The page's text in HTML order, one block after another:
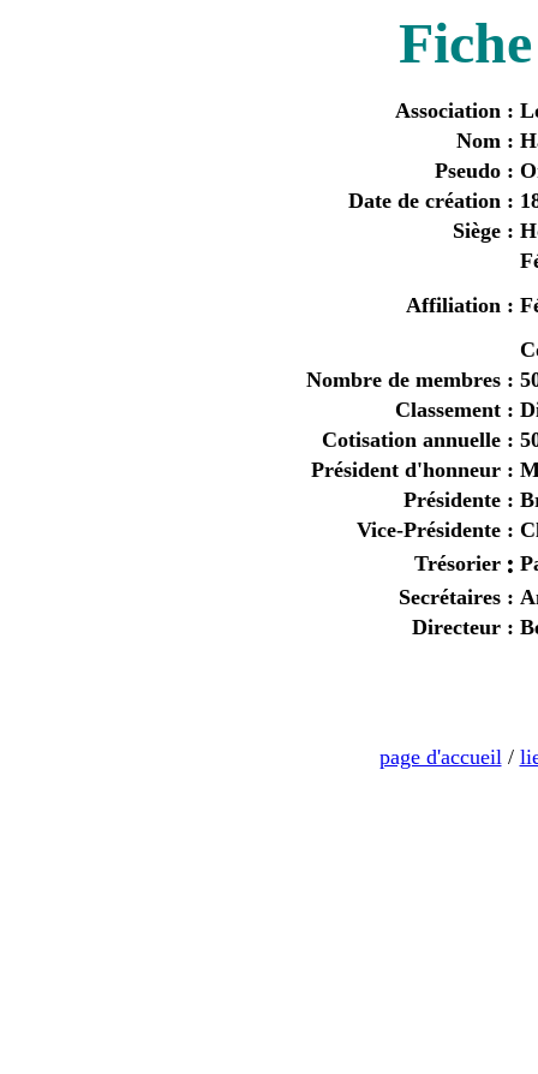
Association :
Nom :
Pseudo :
Date de création :
Siège :
Affiliation :
Nombre de membres :
Classement :
Cotisation annuelle :
Président d'honneur :
Présidente :
Vice-Présidente :
Trésorier :
Secrétaires :
Directeur :
page d'accueil/